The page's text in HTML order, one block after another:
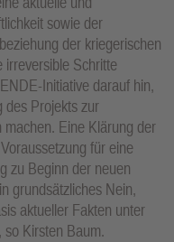
sowie der
der kriegerischen
irreversible Schritte
Initiative darauf hin,
des Projekts zur
Eine Klärung der
für eine
zu Beginn der neuen
grundsätzliches Nein,
aktueller Fakten unter
so Kirsten Baum.